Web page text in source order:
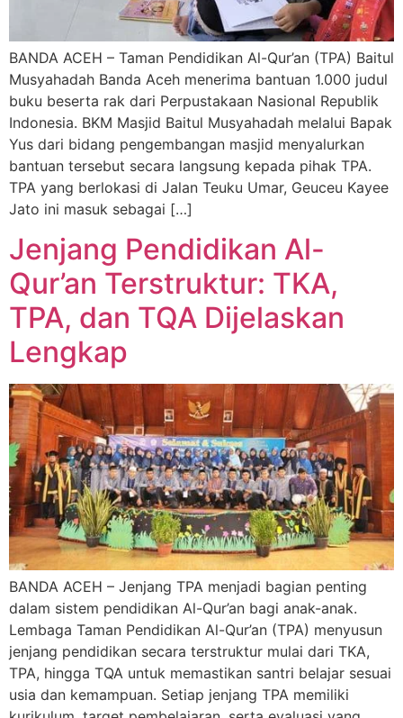
BANDA ACEH – Taman Pendidikan Al-Qur’an (TPA) Baitul
Musyahadah Banda Aceh menerima bantuan 1.000 judul
buku beserta rak dari Perpustakaan Nasional Republik
Indonesia. BKM Masjid Baitul Musyahadah melalui Bapak
Yus dari bidang pengembangan masjid menyalurkan
bantuan tersebut secara langsung kepada pihak TPA.
TPA yang berlokasi di Jalan Teuku Umar, Geuceu Kayee
Jato ini masuk sebagai […]
Jenjang Pendidikan Al-
Qur’an Terstruktur: TKA,
TPA, dan TQA Dijelaskan
Lengkap
BANDA ACEH – Jenjang TPA menjadi bagian penting
dalam sistem pendidikan Al-Qur’an bagi anak-anak.
Lembaga Taman Pendidikan Al-Qur’an (TPA) menyusun
jenjang pendidikan secara terstruktur mulai dari TKA,
TPA, hingga TQA untuk memastikan santri belajar sesuai
usia dan kemampuan. Setiap jenjang TPA memiliki